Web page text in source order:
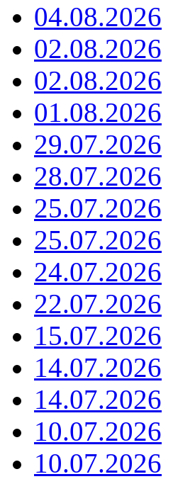
04.08.2026
02.08.2026
02.08.2026
01.08.2026
29.07.2026
28.07.2026
25.07.2026
25.07.2026
24.07.2026
22.07.2026
15.07.2026
14.07.2026
14.07.2026
10.07.2026
10.07.2026